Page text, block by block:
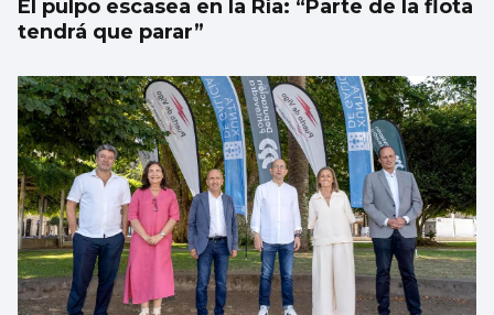
El pulpo escasea en la Ría: “Parte de la flota
tendrá que parar”